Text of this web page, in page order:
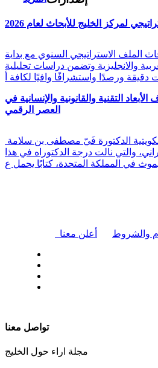
لمركز الخليج للأبحاث لعام 2026
الملف الاستراتيجي السنوي مع بداية
العربية والانجليزية وتضمن دراسات تحليلية
ورصدًا واستشرافًا وافيًا لكافة أ
التقنية والقانونية والإنسانية في
العصر الرقمي
والتي نالت درجة الدكتوراه في هذا
في المملكة المتحدة، كتابًا يحمل ع
أعلن معنا والشروط
تواصل معنا
مجلة اراء حول الخليج